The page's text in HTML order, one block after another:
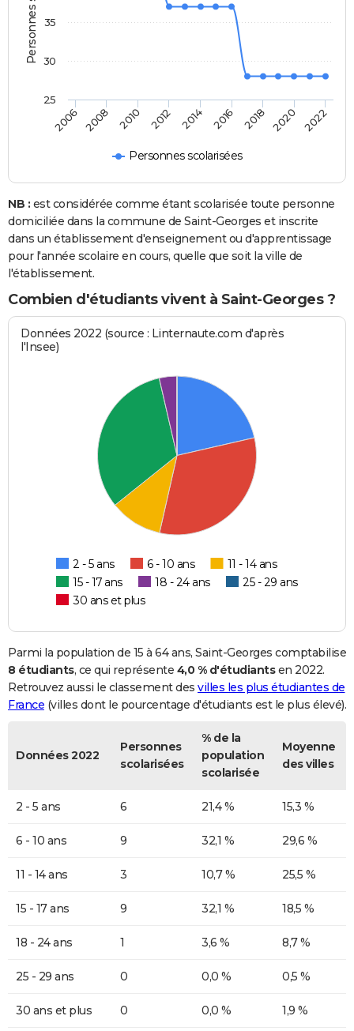
Personnes scolarisées
2006 2008 2010 2012 2014 2016 2018 2020 2022
25
30
35
NB : est considérée comme étant scolarisée toute personne
domiciliée dans la commune de Saint-Georges et inscrite
dans un établissement d'enseignement ou d'apprentissage
pour l'année scolaire en cours, quelle que soit la ville de
l'établissement.
Combien d'étudiants vivent à Saint-Georges ?
Données 2022 (source : Linternaute.com d'après
l'Insee)
2 - 5 ans 6 - 10 ans
11 - 14 ans
15 - 17 ans
18 - 24 ans
25 - 29 ans
30 ans et plus
Parmi la population de 15 à 64 ans, Saint-Georges comptabilise
8 étudiants, ce qui représente 4,0 % d'étudiantsen 2022.
Retrouvez aussi le classement des villes les plus étudiantes de
France (villes dont le pourcentage d'étudiants est le plus élevé).
Données 2022
Personnes
scolarisées
% de la
population
scolarisée
Moyenne
des villes
2 - 5 ans 6 21,4 % 15,3 %
6 - 10 ans 9 32,1 % 29,6 %
11 - 14 ans 3 10,7 % 25,5 %
15 - 17 ans 9 32,1 % 18,5 %
18 - 24 ans 1 3,6 % 8,7 %
25 - 29 ans 0 0,0 % 0,5 %
30 ans et plus 0 0,0 % 1,9 %